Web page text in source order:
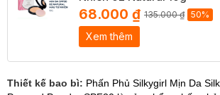
68.000 ₫ 135.000 ₫ 50%
Xem thêm
Thiết kế bao bì: Phấn Phủ Silkygirl Mịn Da